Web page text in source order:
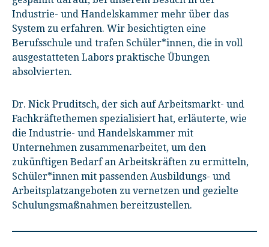
Industrie- und Handelskammer mehr über das
System zu erfahren. Wir besichtigten eine
Berufsschule und trafen Schüler*innen, die in voll
ausgestatteten Labors praktische Übungen
absolvierten.
Dr. Nick Pruditsch, der sich auf Arbeitsmarkt- und
Fachkräftethemen spezialisiert hat, erläuterte, wie
die Industrie- und Handelskammer mit
Unternehmen zusammenarbeitet, um den
zukünftigen Bedarf an Arbeitskräften zu ermitteln,
Schüler*innen mit passenden Ausbildungs- und
Arbeitsplatzangeboten zu vernetzen und gezielte
Schulungsmaßnahmen bereitzustellen.